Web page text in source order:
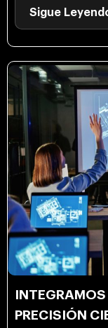
Sigue
PRECISIÓN